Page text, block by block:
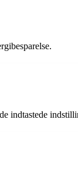
indtastede